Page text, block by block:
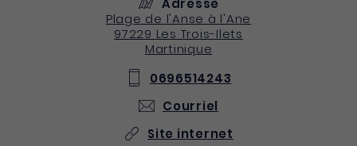
Adresse
Plage de l'Anse à l'Ane
97229 Les Trois-Ilets
Martinique
0696514243
Courriel
Site internet